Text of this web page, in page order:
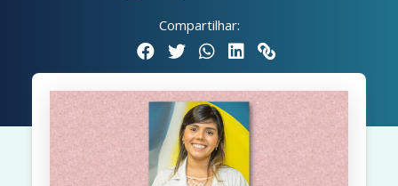
Compartilhar: